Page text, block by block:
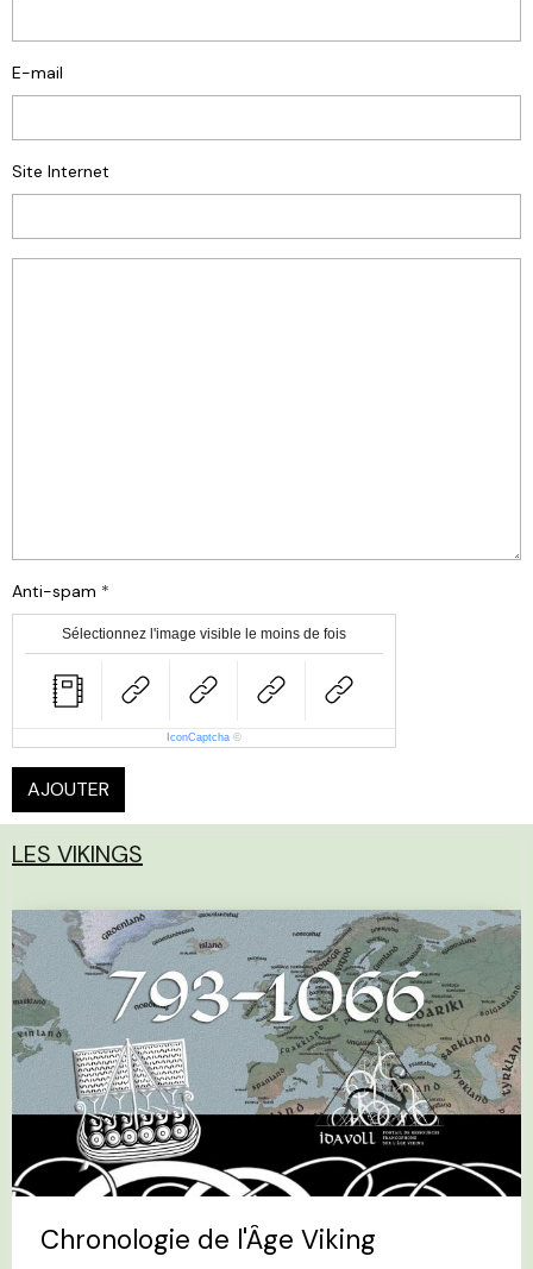
E-mail
Site Internet
Anti-spam
Sélectionnez l'image visible le moins de fois
IconCaptcha ©
AJOUTER
LES VIKINGS
Chronologie de l'Âge Viking